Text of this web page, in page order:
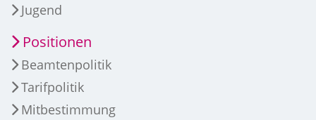
Jugend
Positionen
Beamtenpolitik
Tarifpolitik
Mitbestimmung